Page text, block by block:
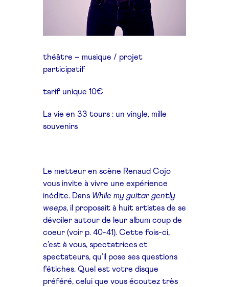
théâtre – musique / projet
participatif
tarif unique 10€
La vie en 33 tours : un vinyle, mille
souvenirs
Le metteur en scène Renaud Cojo
vous invite à vivre une expérience
inédite. Dans While my guitar gently
weeps, il proposait à huit artistes de se
dévoiler autour de leur album coup de
coeur (voir p. 40-41). Cette fois-ci,
c’est à vous, spectatrices et
spectateurs, qu’il pose ses questions
fétiches. Quel est votre disque
préféré, celui que vous écoutez très